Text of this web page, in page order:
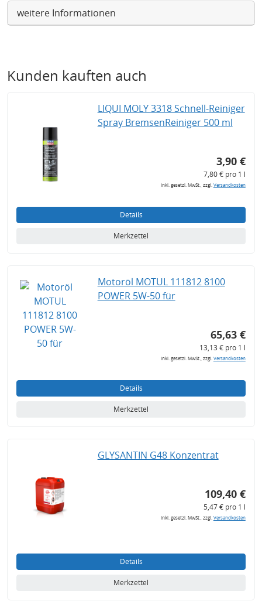
weitere Informationen
Kunden kauften auch
LIQUI MOLY 3318 Schnell-Reiniger
Spray BremsenReiniger 500 ml
3,90 €
7,80 € pro 1 l
inkl. gesetzl. MwSt., zzgl.Versandkosten
Details
Merkzettel
Motoröl MOTUL 111812 8100
POWER 5W-50 für
65,63 €
13,13 € pro 1 l
inkl. gesetzl. MwSt., zzgl.Versandkosten
Details
Merkzettel
GLYSANTIN G48 Konzentrat
109,40 €
5,47 € pro 1 l
inkl. gesetzl. MwSt., zzgl.Versandkosten
Details
Merkzettel